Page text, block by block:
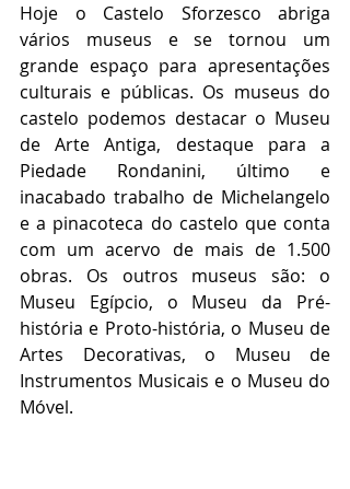
Hoje o Castelo Sforzesco abriga
vários museus e se tornou um
grande espaço para apresentações
culturais e públicas. Os museus do
castelo podemos destacar o Museu
de Arte Antiga, destaque para a
Piedade Rondanini, último e
inacabado trabalho de Michelangelo
e a pinacoteca do castelo que conta
com um acervo de mais de 1.500
obras. Os outros museus são: o
Museu Egípcio, o Museu da Pré-
história e Proto-história, o Museu de
Artes Decorativas, o Museu de
Instrumentos Musicais e o Museu do
Móvel.